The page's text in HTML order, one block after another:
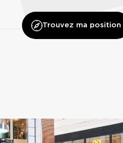
Trouvez ma position